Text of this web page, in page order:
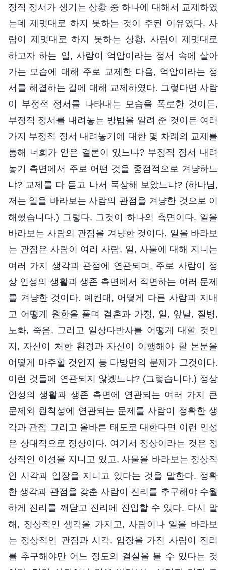
정적 정서가 생기는 상황 중 하나에 대해서 교제하였
는데 제멋대로 하지 못하는 것이 주된 이유였다. 사
람이 제멋대로 하지 못하는 상황, 사람이 제멋대로
하고자 하는 일, 사람이 억압이라는 정서 속에 살아
가는 모습에 대해 주로 교제한 다음, 억압이라는 정
서를 해결하는 길에 대해 교제하였다. 그렇다면 사람
이 부정적 정서를 나타내는 모습을 폭로한 것이든,
부정적 정서를 내려놓는 방법을 알려 준 것이든 여러
가지 부정적 정서 내려놓기에 대한 몇 차례의 교제를
통해 너희가 얻은 결론이 있느냐? 부정적 정서 내려
놓기 측면에서 주로 어떤 것을 중점적으로 겨냥하느
냐? 교제를 다 듣고 나서 묵상해 보았느냐? (하나님,
저는 일을 바라보는 사람의 관점을 겨냥한 것으로 이
해했습니다.) 그렇다, 그것이 하나의 측면이다. 일을
바라보는 사람의 관점을 겨냥한 것이다. 일을 바라보
는 관점은 사람이 여러 사람, 일, 사물에 대해 지니는
여러 가지 생각과 관점에 연관되며, 주로 사람이 정
상 인성의 생활과 생존 측면에서 직면하는 여러 문제
를 겨냥한 것이다. 예컨대, 어떻게 다른 사람과 지내
고 어떻게 원한을 풀며 결혼과 가정, 일, 앞날, 질병,
노화, 죽음, 그리고 일상다반사를 어떻게 대할 것인
지, 자신이 처한 환경과 자신이 이행해야 할 본분을
어떻게 마주할 것인지 등 다방면의 문제가 그것이다.
이런 것들에 연관되지 않겠느냐? (그렇습니다.) 정상
인성의 생활과 생존 측면에 연관되는 여러 가지 큰
문제와 원칙성에 연관되는 문제를 사람이 정확한 생
각과 관점 그리고 올바른 태도로 대한다면 이런 인성
은 상대적으로 정상이다. 여기서 정상이라는 것은 정
상적인 이성을 지니고 있고, 사물을 바라보는 정상적
인 시각과 입장을 지니고 있다는 것을 말한다. 정확
한 생각과 관점을 갖춘 사람이 진리를 추구해야 수월
하게 진리를 깨닫고 진리에 진입할 수 있다. 다시 말
해, 정상적인 생각을 가지고, 사람이나 일을 바라보
는 정상적인 관점과 시각, 입장을 가진 사람이 진리
를 추구해야만 어느 정도의 결실을 볼 수 있다는 것